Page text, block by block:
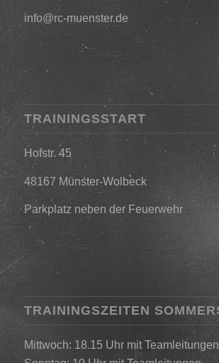
info@rc-muenster.de
TRAININGSSTART
Hofstr. 45
48167 Münster-Wolbeck
Parkplatz neben der Feuerwehr
TRAININGSZEITEN
Mittwoch: 18.15 Uhr mit Teamleitungen